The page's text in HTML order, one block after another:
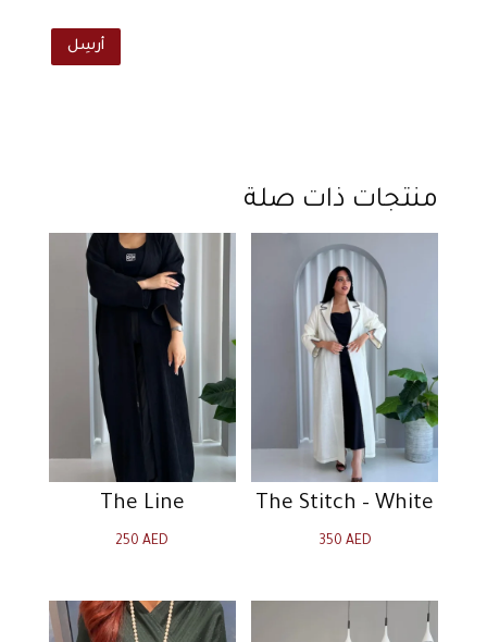
أرسِل
منتجات ذات صلة
The Stitch – White
350 AED
The Line
250AED